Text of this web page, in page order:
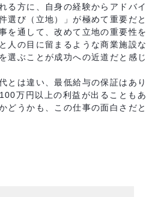
る方に、自身の経験からアドバイ
選び（立地）」が極めて重要だと
を通して、改めて立地の重要性を
人の目に留まるような商業施設な
選ぶことが成功への近道だと感じ
とは違い、最低給与の保証はあり
万円以上の利益が出ることもあ
どうかも、この仕事の面白さだと